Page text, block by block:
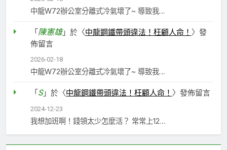
中龍W72辦公室分離式冷氣壞了~ 導致我…
「 陳憲雄」於〈中龍鋼鐵帶頭違法！枉顧人命！ 〉發
佈留言
2026-02-18
中龍W72辦公室分離式冷氣壞了~ 導致我…
「 S」於〈中龍鋼鐵帶頭違法！枉顧人命！ 〉發佈留言
2024-12-23
我想加班啊！錢領太少怎麼活？ 常常上12…